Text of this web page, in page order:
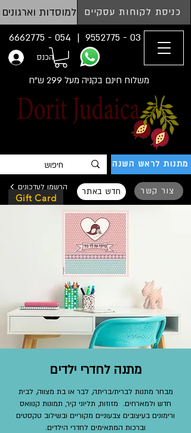
כניסת לקוחות עסקיים למוסדות וארגונים
03 - 9552775 |
הכנס
משלוח חינם בקניה מעל 299 ש"ח
מתנות לראש השנה
צור קשר חדש באתר הרשמו לעדכונים
Gift Card
מתנה לחדרי ילדים
מבחר מתנות לברית/בריתה, לבר או בת מצווה, לבית
חדש ולמארחים. מזוזות, תליוני קיר, תמונות קנוואס
ורימונים בעיצובים צבעוניים מקוריים ובשילוב טקסטים
וברכות המתאימים לחדרי הילדים.